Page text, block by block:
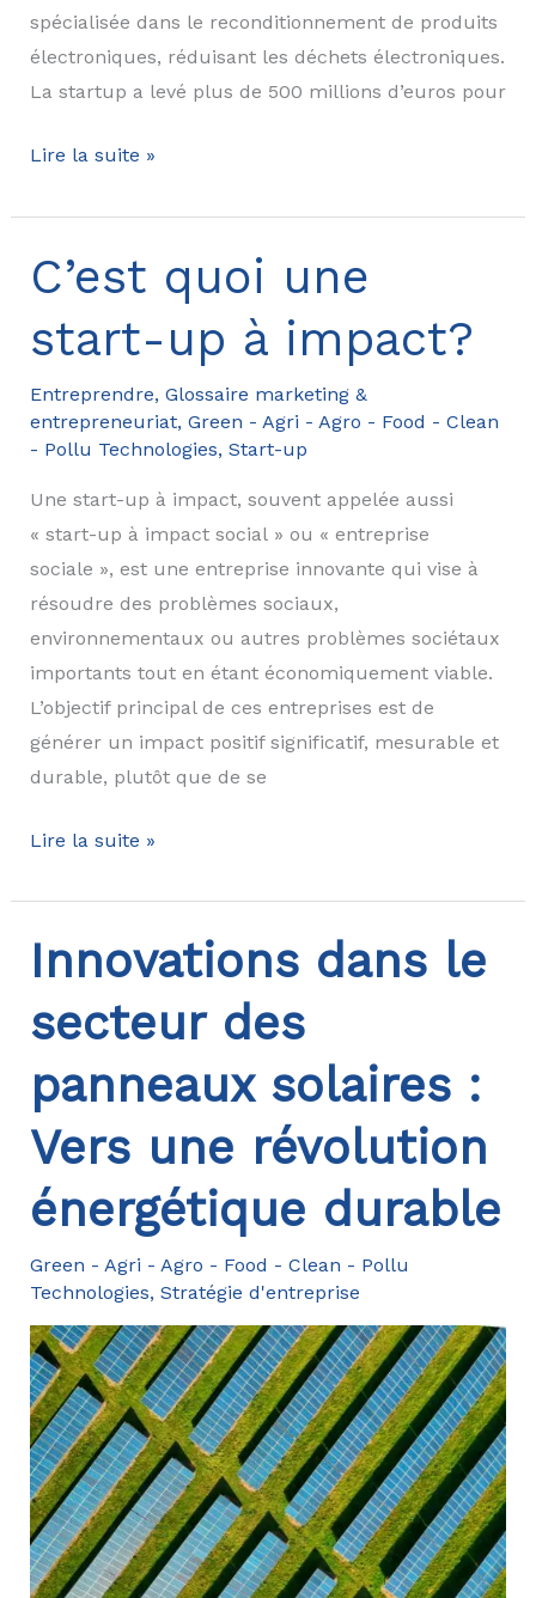
spécialisée dans le reconditionnement de produits
électroniques, réduisant les déchets électroniques.
La startup a levé plus de 500 millions d’euros pour
Start-
francophones
de
la
Climate
Tech
Lire la suite »
C’est quoi une
start-up à impact?
Entreprendre, Glossaire marketing &
entrepreneuriat, Green - Agri - Agro - Food - Clean
- Pollu Technologies, Start-up
Une start-up à impact, souvent appelée aussi
« start-up à impact social » ou « entreprise
sociale », est une entreprise innovante qui vise à
résoudre des problèmes sociaux,
environnementaux ou autres problèmes sociétaux
importants tout en étant économiquement viable.
L’objectif principal de ces entreprises est de
générer un impact positif significatif, mesurable et
durable, plutôt que de se
C’est
une
start-
up
à
impact?
Lire la suite »
Innovations dans le
secteur des
panneaux solaires :
Vers une révolution
énergétique durable
Green - Agri - Agro - Food - Clean - Pollu
Technologies, Stratégie d'entreprise